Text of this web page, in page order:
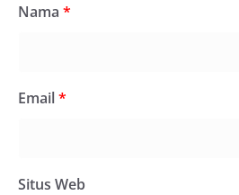
Nama *
Email*
Situs Web